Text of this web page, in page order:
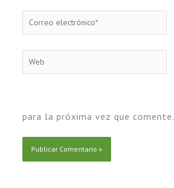
Correo
Web
para la próxima vez que comente.